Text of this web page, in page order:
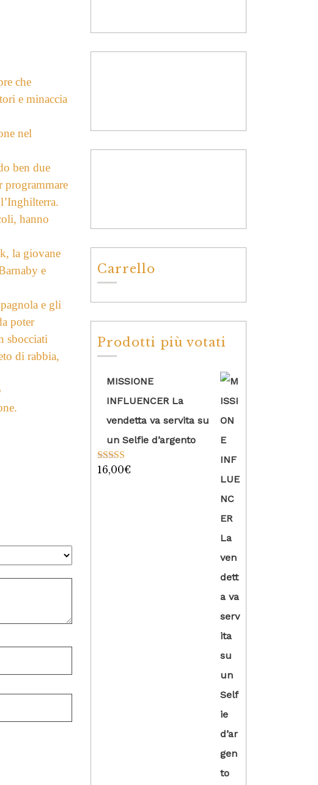
che
e minaccia
nel
ben due
programmare
hanno
la giovane
e
e gli
poter
sbocciati
di rabbia,
Carrello
Prodotti più votati
MISSIONE
INFLUENCER La
vendetta va servita su
un Selfie d’argento
Valutato
16,00€